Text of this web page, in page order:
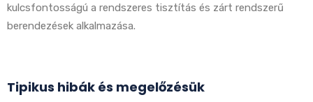
kulcsfontosságú a rendszeres tisztítás és zárt rendszerű
berendezések alkalmazása.
Tipikus hibák és megelőzésük